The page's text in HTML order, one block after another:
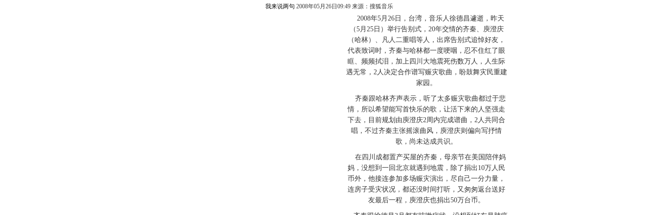
我来说两句 2008年05月26日09:49 来源：搜狐音乐
2008年5月26日，台湾，音乐人徐德昌遽逝，昨天
（5月25日）举行告别式，20年交情的齐秦、庾澄庆
（哈林）、凡人二重唱等人，出席告别式追悼好友，
代表致词时，齐秦与哈林都一度哽咽，忍不住红了眼
眶、频频拭泪，加上四川大地震死伤数万人，人生际
遇无常，2人决定合作谱写赈灾歌曲，盼鼓舞灾民重建
家园。
齐秦跟哈林齐声表示，听了太多赈灾歌曲都过于悲
情，所以希望能写首快乐的歌，让活下来的人坚强走
下去，目前规划由庾澄庆2周内完成谱曲，2人共同合
唱，不过齐秦主张摇滚曲风，庾澄庆则偏向写抒情
歌，尚未达成共识。
在四川成都置产买屋的齐秦，母亲节在美国陪伴妈
妈，没想到一回北京就遇到地震，除了捐出10万人民
币外，他接连参加多场赈灾演出，尽自己一分力量，
连房子受灾状况，都还没时间打听，又匆匆返台送好
友最后一程，庾澄庆也捐出50万台币。